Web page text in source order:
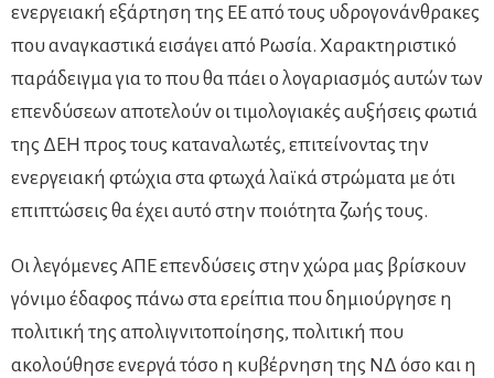
ενεργειακή εξάρτηση της ΕΕ από τους υδρογονάνθρακες
που αναγκαστικά εισάγει από Ρωσία. Χαρακτηριστικό
παράδειγμα για το που θα πάει ο λογαριασμός αυτών των
επενδύσεων αποτελούν οι τιμολογιακές αυξήσεις φωτιά
της ΔΕΗ προς τους καταναλωτές, επιτείνοντας την
ενεργειακή φτώχια στα φτωχά λαϊκά στρώματα με ότι
επιπτώσεις θα έχει αυτό στην ποιότητα ζωής τους.
Οι λεγόμενες ΑΠΕ επενδύσεις στην χώρα μας βρίσκουν
γόνιμο έδαφος πάνω στα ερείπια που δημιούργησε η
πολιτική της απολιγνιτοποίησης, πολιτική που
ακολούθησε ενεργά τόσο η κυβέρνηση της ΝΔ όσο και η